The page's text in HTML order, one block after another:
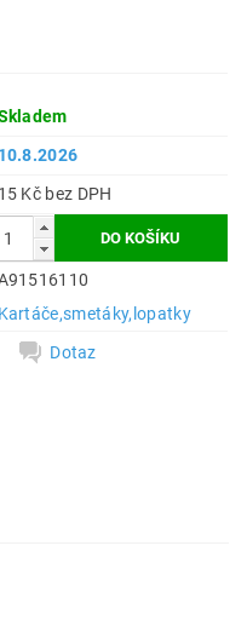
10.8.2026
15 Kč bez DPH
Kartáče,smetáky,lopatky
Dotaz